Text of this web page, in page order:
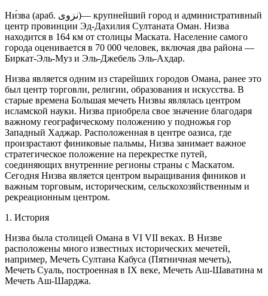
Ни́зва (араб. نزوى‎‎)— крупнейший город и административный
центр провинции Эд-Дахилия Султаната Оман. Низва
находится в 164 км от столицы Маската. Население самого
города оценивается в 70 000 человек, включая два района —
Биркат-Эль-Муз и Эль-Джебель Эль-Ахдар.
Низва является одним из старейших городов Омана, ранее это
был центр торговли, религии, образования и искусства. В
старые времена Большая мечеть Низвы являлась центром
исламской науки. Низва приобрела свое значение благодаря
важному географическому положению у подножья гор
Западный Хаджар. Расположенная в центре оазиса, где
произрастают финиковые пальмы, Низва занимает важное
стратегическое положение на перекрестке путей,
соединяющих внутренние регионы страны с Маскатом.
Сегодня Низва является центром выращивания фиников и
важным торговым, историческим, сельскохозяйственным и
рекреационным центром.
1. История
Низва была столицей Омана в VI VII веках. В Низве
расположены много известных исторических мечетей,
например, Мечеть Султана Кабуса (Пятничная мечеть),
Мечеть Суаль, построенная в IX веке, Мечеть Аш-Шаватина м
Мечеть Аш-Шарджа.